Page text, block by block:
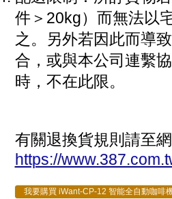
件＞20kg）而無法以
之。另外若因此而導
合，或與本公司連繫
時，不在此限。
有關退換貨規則請至
https://
我要購買 iWant-CP-12 智能全自動咖啡